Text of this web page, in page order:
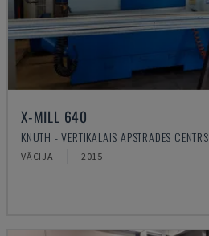
X-MILL 640
KNUTH - VERTIKĀLAIS APSTRĀDES CENTRS
VĀCIJA 2015